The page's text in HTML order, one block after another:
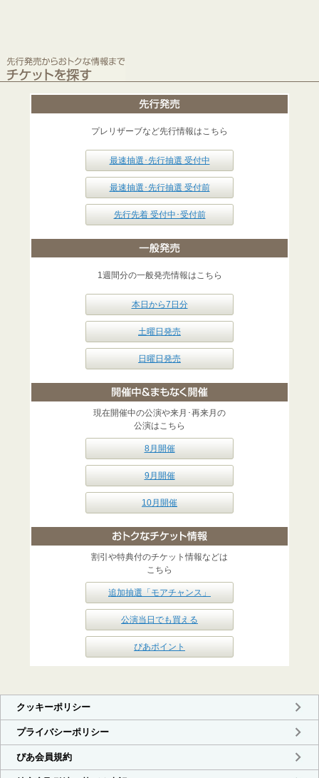
プレリザーブなど先行情報はこちら
最速抽選･先行抽選 受付中
最速抽選･先行抽選 受付前
先行先着 受付中･受付前
1週間分の一般発売情報はこちら
本日から7日分
土曜日発売
日曜日発売
現在開催中の公演や来月･再来月の
公演はこちら
8月開催
9月開催
10月開催
割引や特典付のチケット情報などは
こちら
追加抽選「モアチャンス」
公演当日でも買える
ぴあポイント